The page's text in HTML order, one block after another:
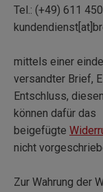
Tel.: (+49) 611
mittels einer
versandter Brief,
Entschluss,
können dafür das
beigefügte
nicht
Zur Wahrung der